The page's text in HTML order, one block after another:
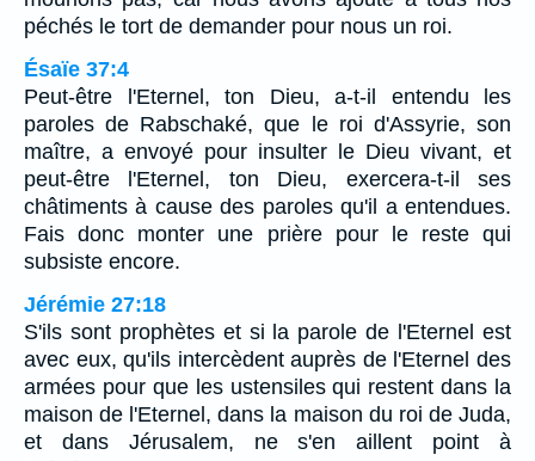
péchés le tort de demander pour nous un roi.
Ésaïe 37:4
Peut-être l'Eternel, ton Dieu, a-t-il entendu les
paroles de Rabschaké, que le roi d'Assyrie, son
maître, a envoyé pour insulter le Dieu vivant, et
peut-être l'Eternel, ton Dieu, exercera-t-il ses
châtiments à cause des paroles qu'il a entendues.
Fais donc monter une prière pour le reste qui
subsiste encore.
Jérémie 27:18
S'ils sont prophètes et si la parole de l'Eternel est
avec eux, qu'ils intercèdent auprès de l'Eternel des
armées pour que les ustensiles qui restent dans la
maison de l'Eternel, dans la maison du roi de Juda,
et dans Jérusalem, ne s'en aillent point à